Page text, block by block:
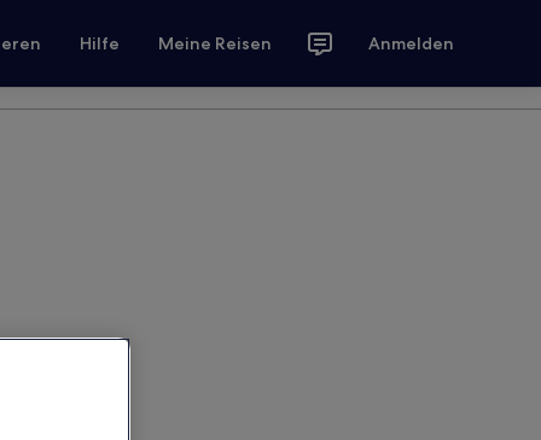
Hilfe Meine Reisen Anmelden